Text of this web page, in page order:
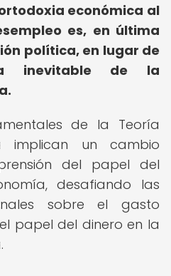
económica al
es, en última
política, en lugar de
inevitable de la
de la Teoría
implican un cambio
del papel del
desafiando las
sobre el gasto
papel del dinero en la